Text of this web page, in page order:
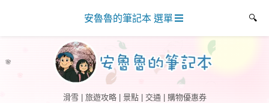
滑雪 | 旅遊攻略 | 景點 | 交通 | 購物優惠券
安魯魯的筆記本 選單